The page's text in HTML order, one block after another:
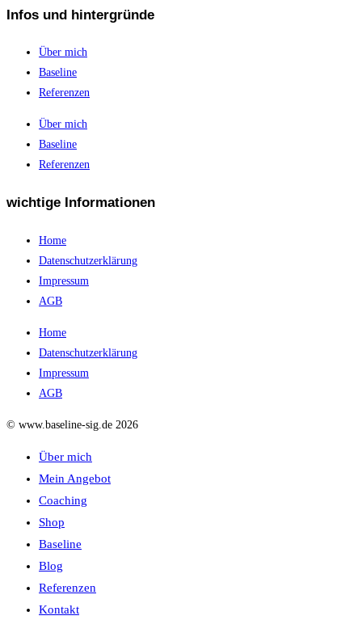
Infos und hintergründe
Über mich
Baseline
Referenzen
Über mich
Baseline
Referenzen
wichtige Informationen
Home
Datenschutzerklärung
Impressum
AGB
Home
Datenschutzerklärung
Impressum
AGB
© www.baseline-sig.de 2026
Über mich
Mein Angebot
Coaching
Shop
Baseline
Blog
Referenzen
Kontakt